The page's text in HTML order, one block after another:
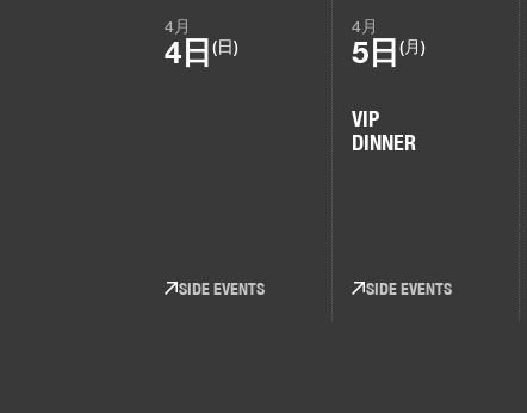
4月
4日 (日)
SIDE EVENTS
4月
5日(月)
VIP
DINNER
SIDE EVENTS